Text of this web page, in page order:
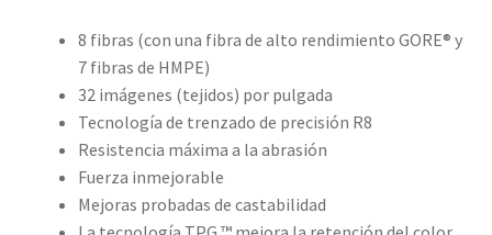
8 fibras (con una fibra de alto rendimiento GORE® y
7 fibras de HMPE)
32 imágenes (tejidos) por pulgada
Tecnología de trenzado de precisión R8
Resistencia máxima a la abrasión
Fuerza inmejorable
Mejoras probadas de castabilidad